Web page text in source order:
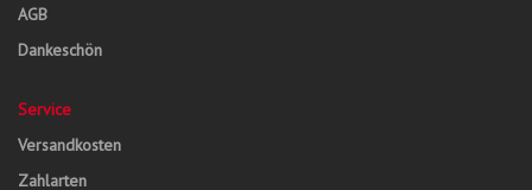
AGB
Dankeschön
Service
Versandkosten
Zahlarten